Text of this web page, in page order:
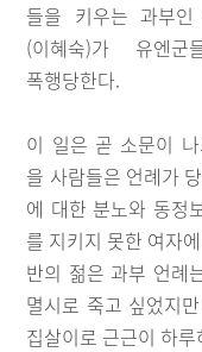
들을 키우는 과부인
(이혜숙)가 유엔군
폭행당한다.
이 일은 곧 소문이
을 사람들은 언례가
에 대한 분노와 동정
를 지키지 못한 여자
반의 젊은 과부 언례
멸시로 죽고 싶었지
집살이로 근근이 하